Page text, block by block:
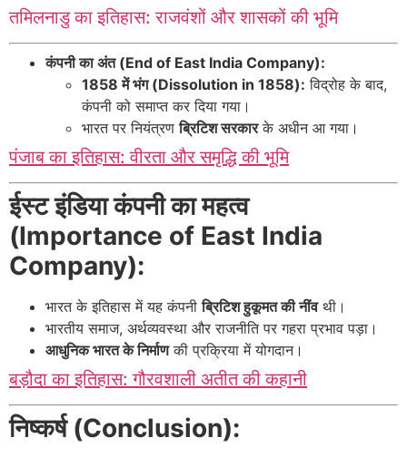
तमिलनाडु का इतिहास: राजवंशों और शासकों की भूमि
कंपनी का अंत (End of East India Company):
1858 में भंग (Dissolution in 1858): विद्रोह के बाद,
कंपनी को समाप्त कर दिया गया।
भारत पर नियंत्रणब्रिटिश सरकारके अधीन आ गया।
पंजाब का इतिहास: वीरता और समृद्धि की भूमि
ईस्ट इंडिया कंपनी का महत्व
(Importance of East India
Company):
भारत के इतिहास में यह कंपनीब्रिटिश हुकूमत की नींवथी।
भारतीय समाज, अर्थव्यवस्था और राजनीति पर गहरा प्रभाव पड़ा।
आधुनिक भारत के निर्माणकी प्रक्रिया में योगदान।
बड़ौदा का इतिहास: गौरवशाली अतीत की कहानी
निष्कर्ष (Conclusion):